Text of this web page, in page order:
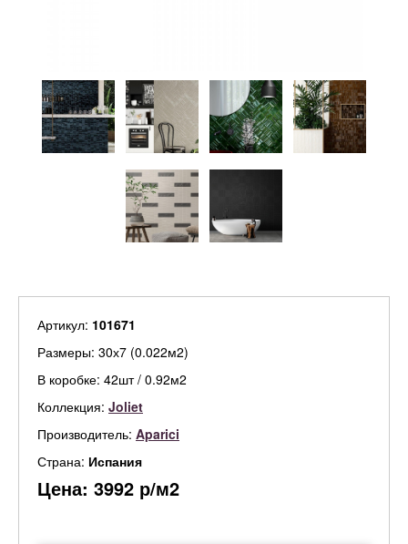
Артикул: 101671
Размеры: 30х7 (0.022м2)
В коробке: 42шт / 0.92м2
Коллекция: Joliet
Производитель: Aparici
Страна: Испания
Цена: 3992 р/м2